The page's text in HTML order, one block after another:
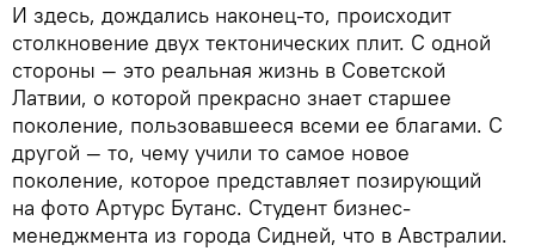
И здесь, дождались наконец-то, происходит
столкновение двух тектонических плит. С одной
стороны — это реальная жизнь в Советской
Латвии, о которой прекрасно знает старшее
поколение, пользовавшееся всеми ее благами. С
другой — то, чему учили то самое новое
поколение, которое представляет позирующий
на фото Артурс Бутанс. Студент бизнес-
менеджмента из города Сидней, что в Австралии.